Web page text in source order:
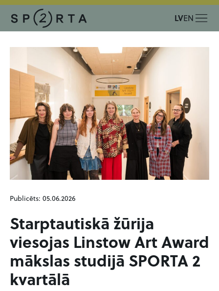
LVEN
Publicēts: 05.06.2026
Starptautiskā žūrija
viesojas Linstow Art Award
mākslas studijā SPORTA 2
kvartālā